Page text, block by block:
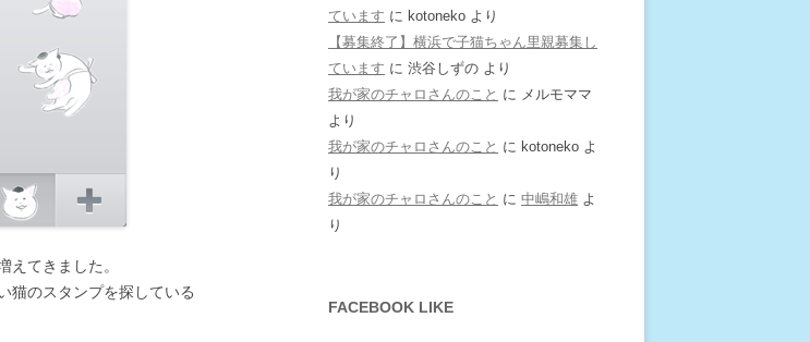
てきました。
猫のスタンプを探している
ています に kotoneko より
【募集終了】横浜で子猫ちゃん里親募集し
ています に 渋谷しずの より
我が家のチャロさんのこと に メルモママ
より
我が家のチャロさんのこと に kotoneko よ
り
我が家のチャロさんのこと に 中嶋和雄 よ
り
FACEBOOK LIKE